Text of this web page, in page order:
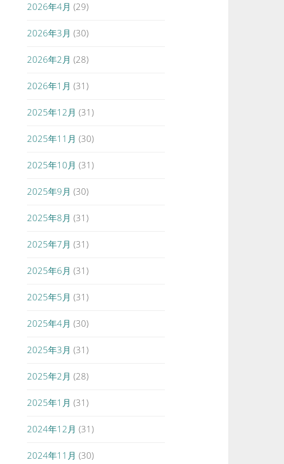
2026年4月 (29)
2026年3月 (30)
2026年2月 (28)
2026年1月 (31)
2025年12月 (31)
2025年11月 (30)
2025年10月 (31)
2025年9月 (30)
2025年8月 (31)
2025年7月 (31)
2025年6月 (31)
2025年5月 (31)
2025年4月 (30)
2025年3月 (31)
2025年2月 (28)
2025年1月 (31)
2024年12月 (31)
2024年11月 (30)